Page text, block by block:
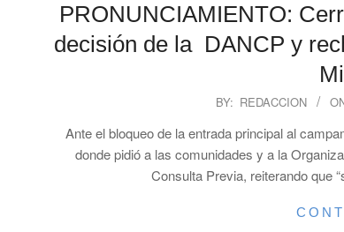
PRONUNCIAMIENTO:
decisión de la DANCP y
BY: REDACCION
Ante el bloqueo de la entrada principal al
donde pidió a las comunidades y a la
Consulta Previa, reiterando que